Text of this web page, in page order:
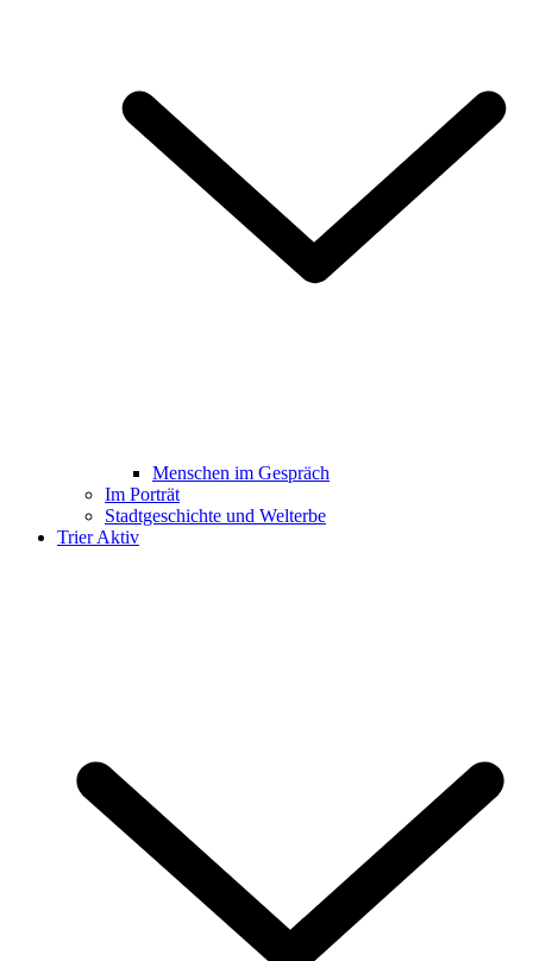
Menschen im Gespräch
Im Porträt
Stadtgeschichte und Welterbe
Trier Aktiv